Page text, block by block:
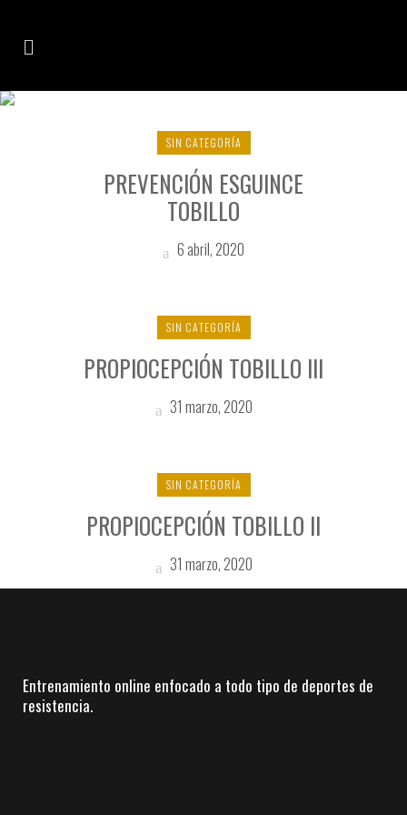
SIN CATEGORÍA
PREVENCIÓN ESGUINCE
TOBILLO
6 abril, 2020
SIN CATEGORÍA
PROPIOCEPCIÓN TOBILLO III
31 marzo, 2020
SIN CATEGORÍA
PROPIOCEPCIÓN TOBILLO II
31 marzo, 2020
Entrenamiento online enfocado a todo tipo de deportes de
resistencia.